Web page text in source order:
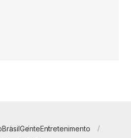
BrasilGenteEntretenimento